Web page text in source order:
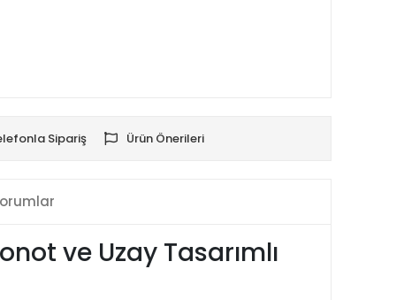
Sipariş Ürün Önerileri
ve Uzay Tasarımlı